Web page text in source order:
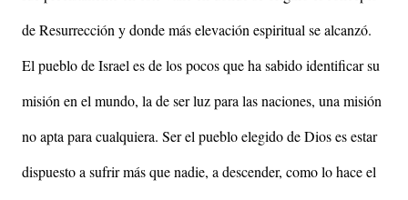
de Resurrección y donde más elevación espiritual se alcanzó.
El pueblo de Israel es de los pocos que ha sabido identificar su
misión en el mundo, la de ser luz para las naciones, una misión
no apta para cualquiera. Ser el pueblo elegido de Dios es estar
dispuesto a sufrir más que nadie, a descender, como lo hace el